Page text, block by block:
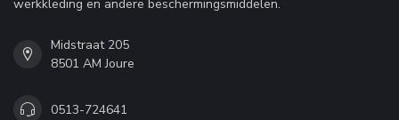
werkkleding en andere beschermingsmiddelen.
Midstraat 205
8501 AM Joure
0513-724641